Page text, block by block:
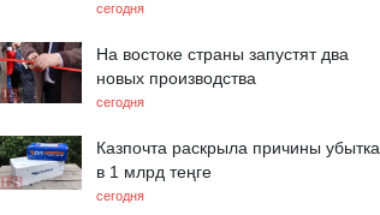
сегодня
На востоке страны запустят два
новых производства
сегодня
Казпочта раскрыла причины убытка
в 1 млрд теңге
сегодня